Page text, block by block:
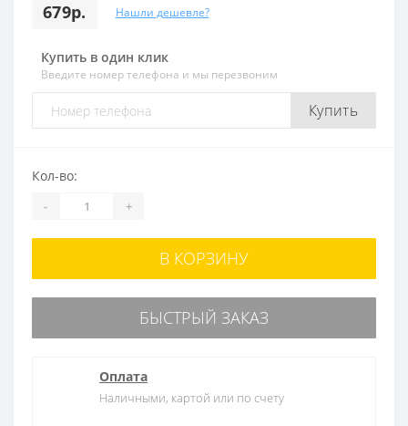
679р. Нашли дешевле?
Купить в один клик
Введите номер телефона и мы перезвоним
Купить
Кол-во:
- +
В КОРЗИНУ
БЫСТРЫЙ ЗАКАЗ
Оплата
Наличными, картой или по счету